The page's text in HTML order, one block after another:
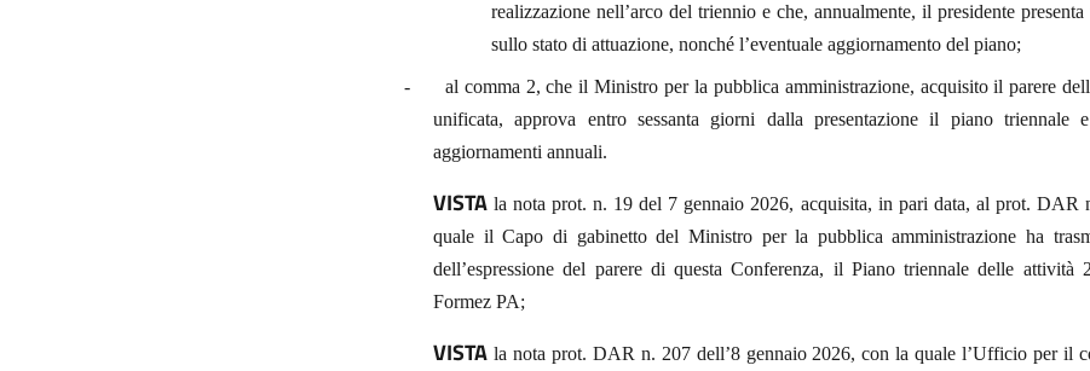
realizzazione nell’arco del triennio e che, annualmente, il presidente
sullo stato di attuazione, nonché l’eventuale aggiornamento del piano;
-
al comma 2, che il Ministro per la pubblica amministrazione, acquisito il parere
unificata, approva entro sessanta giorni dalla presentazione il piano triennale
aggiornamenti annuali.
VISTAla nota prot. n. 19 del 7 gennaio 2026, acquisita, in pari data, al prot. DAR
quale il Capo di gabinetto del Ministro per la pubblica amministrazione ha
dell’espressione del parere di questa Conferenza, il Piano triennale delle attività
Formez PA;
VISTA la nota prot. DAR n. 207 dell’8 gennaio 2026, con la quale l’Ufficio per il